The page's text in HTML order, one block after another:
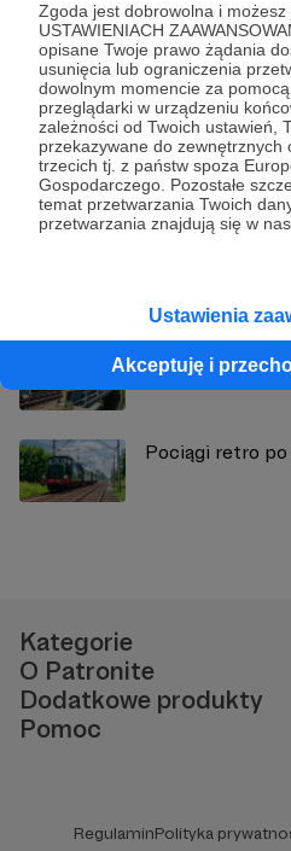
Zgoda jest dobrowolna i możesz
USTAWIENIACH
opisane Twoje prawo żądania
usunięcia lub ograniczenia
dowolnym momencie za
przeglądarki w urządzeniu
zależności od Twoich ustawień,
przekazywane do
trzecich tj. z państw spoza
Gospodarczego. Pozostałe
temat przetwarzania Twoich
przetwarzania znajdują się w
Ustawienia
Akceptuję i
Klub Sympatyków
Zobacz
Zobacz również
Pociągi retro po
Pociągi retro po
Kategorie
O Patronite
Dodatkowe produkty
Pomoc
RegulaminPolityka